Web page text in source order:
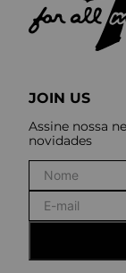
JOIN US
Assine nossa
novidades